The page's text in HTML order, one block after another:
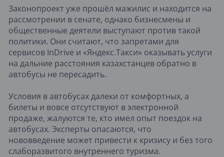
Законопроект уже прошёл мажилис и находится на
рассмотрении в сенате, однако бизнесмены и
общественные деятели выступают против такой
политики. Они считают, что запретами для
сервисов InDrive и «Яндекс.Такси» оказывать услуги
на дальние расстояния казахстанцев обратно в
автобусы не пересадить.
Условия в автобусах далеки от комфортных, а
билеты и вовсе отсутствуют в электронной
продаже, жалуются те, кто имел опыт поездок на
автобусах. Эксперты опасаются, что
нововведение может привести к кризису и без того
слаборазвитого внутреннего туризма.